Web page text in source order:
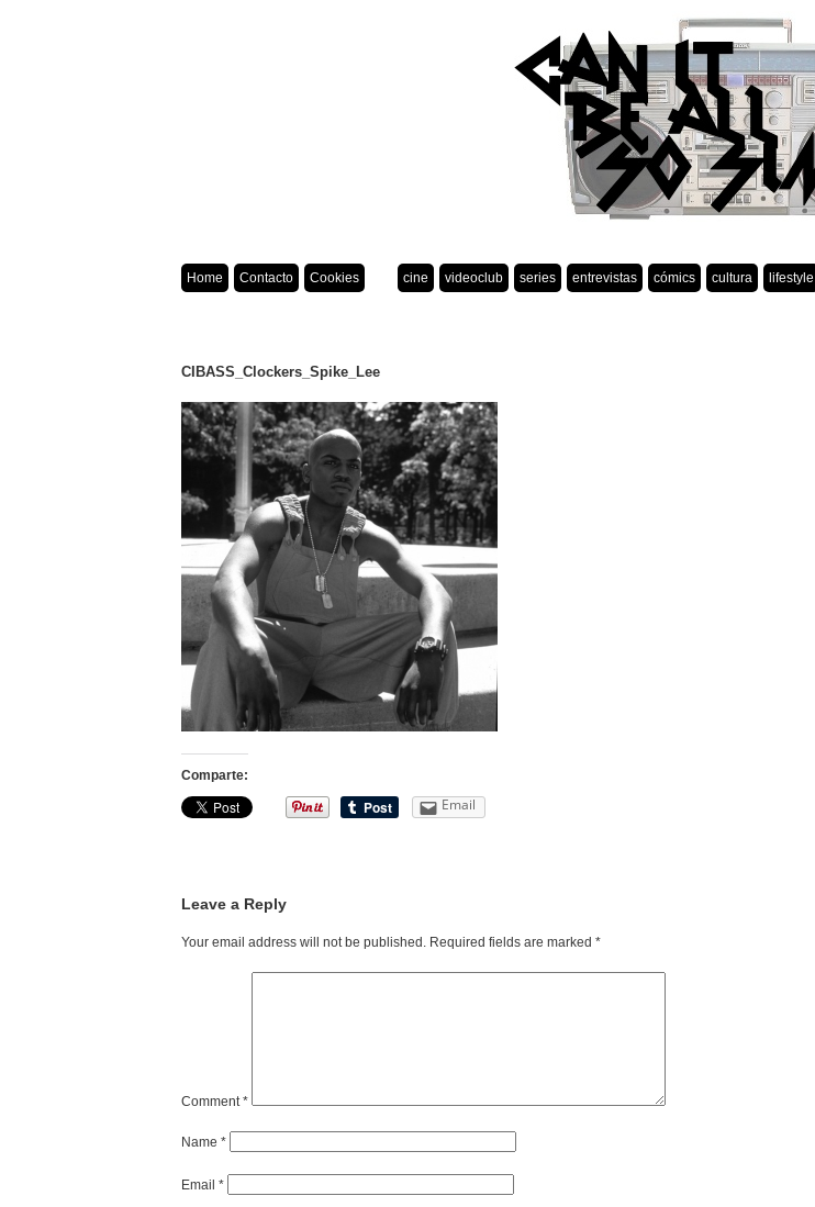
Home Contacto Cookies cine videoclub series entrevistas cómics cultura lifestyle
CIBASS_Clockers_Spike_Lee
Comparte:
Email
Leave a Reply
Your email address will not be published. Required fields are marked *
Comment*
Name *
Email *